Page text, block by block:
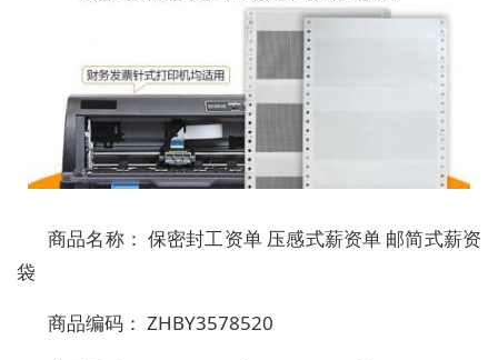
商品名称： 保密封工资单 压感式薪资单 邮简式薪资
袋
商品编码： ZHBY3578520